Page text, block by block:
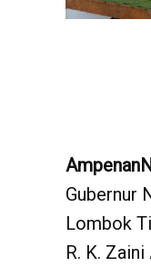
Gubernur
Lombok
R. K.